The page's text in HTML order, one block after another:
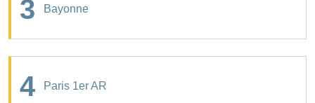
3 Bayonne
4 Paris 1er AR